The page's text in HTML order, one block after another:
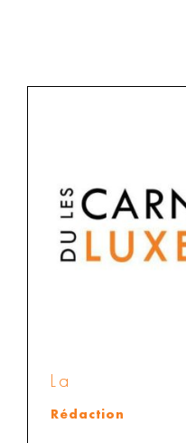
La
Rédaction